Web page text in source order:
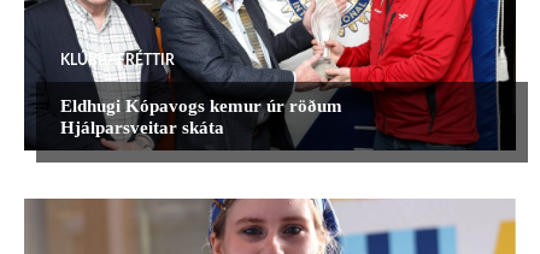
KLÚBBAFRÉTTIR
Eldhugi Kópavogs kemur úr röðum
Hjálparsveitar skáta